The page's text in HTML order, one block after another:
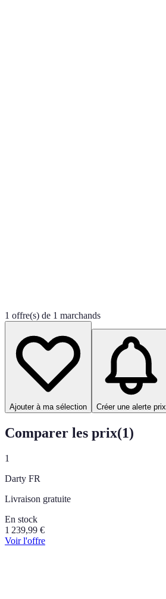
1 offre(s) de 1 marchands
Ajouter à ma sélection Créer une alerte prix
Comparer les prix(1)
1
Darty FR
Livraison gratuite
En stock
1 239,99 €
Voir l'offre